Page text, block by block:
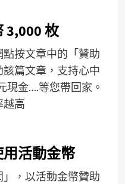
3,000 枚
按文章中的「贊助
篇文章，支持心中
現金….等您帶回家。
越高
活動金幣
，以活動金幣贊助